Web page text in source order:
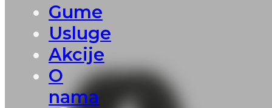
Gume
Usluge
Akcije
O
nama